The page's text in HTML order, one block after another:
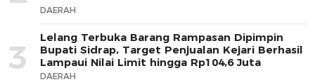
DAERAH
3
Lelang Terbuka Barang Rampasan Dipimpin
Bupati Sidrap, Target Penjualan Kejari Berhasil
Lampaui Nilai Limit hingga Rp104,6 Juta
DAERAH